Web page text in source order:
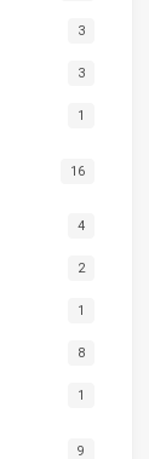
3
3
1
16
4
2
1
8
1
9